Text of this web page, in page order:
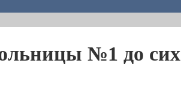
№1 до сих